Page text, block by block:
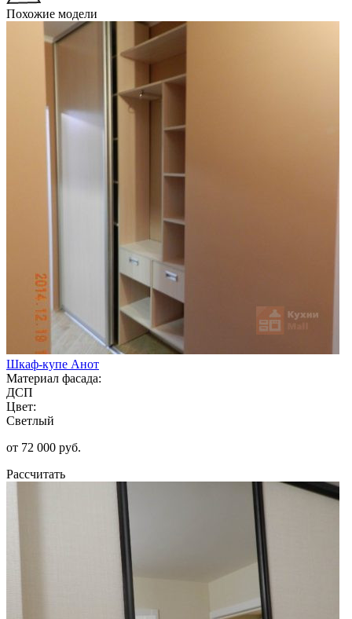
Похожие модели
Шкаф-купе Анот
Материал фасада:
ДСП
Цвет:
Светлый
от 72 000 руб.
Рассчитать